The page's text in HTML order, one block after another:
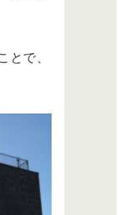
で、